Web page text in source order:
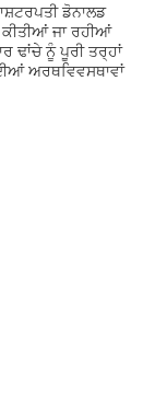
ਡੋਨਾਲਡ
ਕੀਤੀਆਂ ਜਾ ਰਹੀਆਂ
ਢਾਂਚੇ ਨੂੰ ਪੂਰੀ ਤਰ੍ਹਾਂ
ਅਰਥਵਿਵਸਥਾਵਾਂ